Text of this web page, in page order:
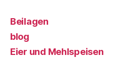
Beilagen
blog
Eier und Mehlspeisen